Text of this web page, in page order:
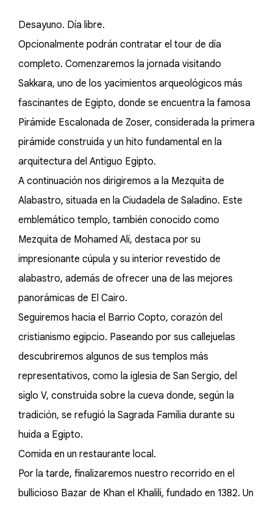
Desayuno. Día libre.
Opcionalmente podrán contratar el tour de día
completo. Comenzaremos la jornada visitando
Sakkara, uno de los yacimientos arqueológicos más
fascinantes de Egipto, donde se encuentra la famosa
Pirámide Escalonada de Zoser, considerada la primera
pirámide construida y un hito fundamental en la
arquitectura del Antiguo Egipto.
A continuación nos dirigiremos a la Mezquita de
Alabastro, situada en la Ciudadela de Saladino. Este
emblemático templo, también conocido como
Mezquita de Mohamed Alí, destaca por su
impresionante cúpula y su interior revestido de
alabastro, además de ofrecer una de las mejores
panorámicas de El Cairo.
Seguiremos hacia el Barrio Copto, corazón del
cristianismo egipcio. Paseando por sus callejuelas
descubriremos algunos de sus templos más
representativos, como la iglesia de San Sergio, del
siglo V, construida sobre la cueva donde, según la
tradición, se refugió la Sagrada Familia durante su
huida a Egipto.
Comida en un restaurante local.
Por la tarde, finalizaremos nuestro recorrido en el
bullicioso Bazar de Khan el Khalili, fundado en 1382. Un